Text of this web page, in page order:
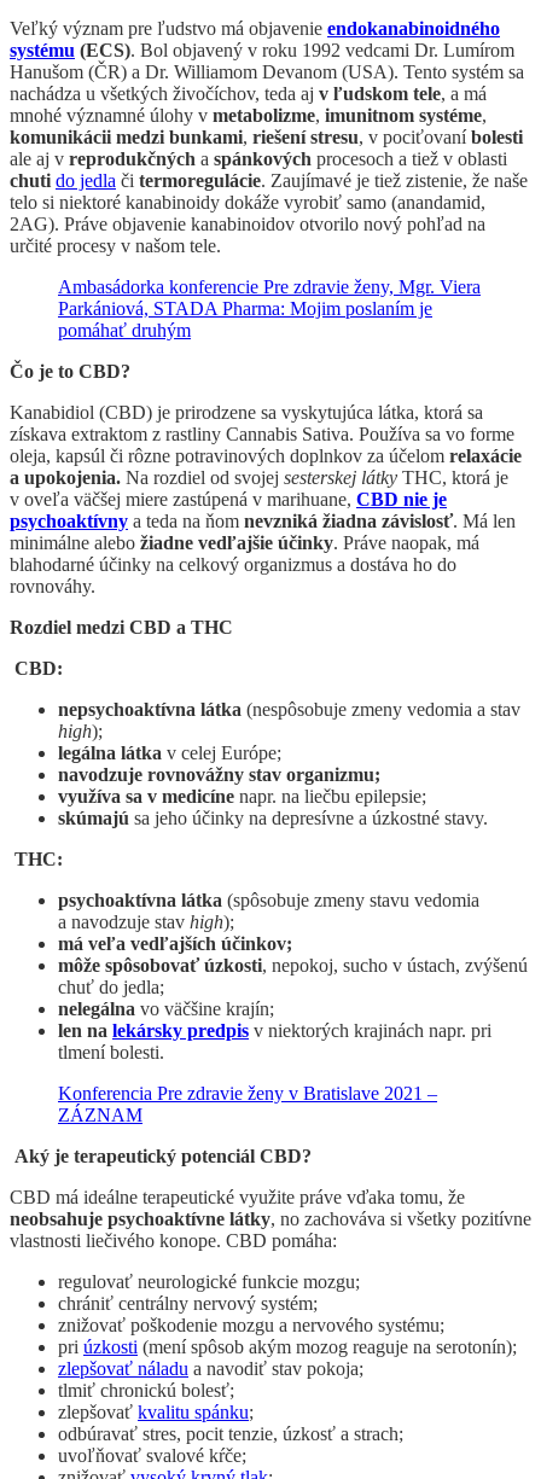
Veľký význam pre ľudstvo má objavenie endokanabinoidného
systému (ECS). Bol objavený v roku 1992 vedcami Dr. Lumírom
Hanušom (ČR) a Dr. Williamom Devanom (USA). Tento systém sa
nachádza u všetkých živočíchov, teda aj v ľudskom tele, a má
mnohé významné úlohy v metabolizme, imunitnom systéme,
komunikácii medzi bunkami, riešení stresu, v pociťovaníbolesti
ale aj v reprodukčných a spánkových procesoch a tiež v oblasti
chuti do jedla či termoregulácie. Zaujímavé je tiež zistenie, že naše
telo si niektoré kanabinoidy dokáže vyrobiť samo (anandamid,
2AG). Práve objavenie kanabinoidov otvorilo nový pohľad na
určité procesy v našom tele.
Ambasádorka konferencie Pre zdravie ženy, Mgr. Viera
Parkániová, STADA Pharma: Mojim poslaním je
pomáhať druhým
Čo je to CBD?
Kanabidiol (CBD) je prirodzene sa vyskytujúca látka, ktorá sa
získava extraktom z rastliny Cannabis Sativa. Používa sa vo forme
oleja, kapsúl či rôzne potravinových doplnkov za účelom relaxácie
a upokojenia. Na rozdiel od svojej sesterskej látky THC, ktorá je
v oveľa väčšej miere zastúpená v marihuane, CBD nie je
psychoaktívny a teda na ňom nevzniká žiadna závislosť. Má len
minimálne alebo žiadne vedľajšie účinky. Práve naopak, má
blahodarné účinky na celkový organizmus a dostáva ho do
rovnováhy.
Rozdiel medzi CBD a THC
CBD:
nepsychoaktívna látka (nespôsobuje zmeny vedomia a stav
high);
legálna látka v celej Európe;
navodzuje rovnovážny stav organizmu;
využíva sa v medicíne napr. na liečbu epilepsie;
skúmajú sa jeho účinky na depresívne a úzkostné stavy.
THC:
psychoaktívna látka (spôsobuje zmeny stavu vedomia
a navodzuje stav high);
má veľa vedľajších účinkov;
môže spôsobovať úzkosti, nepokoj, sucho v ústach, zvýšenú
chuť do jedla;
nelegálna vo väčšine krajín;
len na lekársky predpis v niektorých krajinách napr. pri
tlmení bolesti.
Konferencia Pre zdravie ženy v Bratislave 2021 –
ZÁZNAM
Aký je terapeutický potenciál CBD?
CBD má ideálne terapeutické využite práve vďaka tomu, že
neobsahuje psychoaktívne látky, no zachováva si všetky pozitívne
vlastnosti liečivého konope. CBD pomáha:
regulovať neurologické funkcie mozgu;
chrániť centrálny nervový systém;
znižovať poškodenie mozgu a nervového systému;
pri úzkosti (mení spôsob akým mozog reaguje na serotonín);
zlepšovať náladu a navodiť stav pokoja;
tlmiť chronickú bolesť;
zlepšovať kvalitu spánku;
odbúravať stres, pocit tenzie, úzkosť a strach;
uvoľňovať svalové kŕče;